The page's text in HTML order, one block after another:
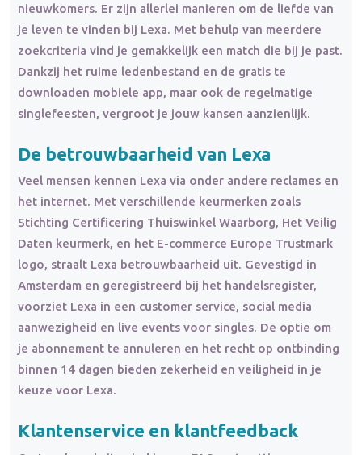
nieuwkomers. Er zijn allerlei manieren om de liefde van
je leven te vinden bij Lexa. Met behulp van meerdere
zoekcriteria vind je gemakkelijk een match die bij je past.
Dankzij het ruime ledenbestand en de gratis te
downloaden mobiele app, maar ook de regelmatige
singlefeesten, vergroot je jouw kansen aanzienlijk.
De betrouwbaarheid van Lexa
Veel mensen kennen Lexa via onder andere reclames en
het internet. Met verschillende keurmerken zoals
Stichting Certificering Thuiswinkel Waarborg, Het Veilig
Daten keurmerk, en het E-commerce Europe Trustmark
logo, straalt Lexa betrouwbaarheid uit. Gevestigd in
Amsterdam en geregistreerd bij het handelsregister,
voorziet Lexa in een customer service, social media
aanwezigheid en live events voor singles. De optie om
je abonnement te annuleren en het recht op ontbinding
binnen 14 dagen bieden zekerheid en veiligheid in je
keuze voor Lexa.
Klantenservice en klantfeedback